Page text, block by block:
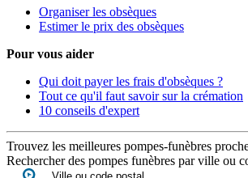
Organiser les obsèques
Estimer le prix des obsèques
Pour vous aider
Qui doit payer les frais d'obsèques ?
Tout ce qu'il faut savoir sur la crémation
10 conseils d'expert
Trouvez les meilleures pompes-funèbres
Rechercher des pompes funèbres par ville ou